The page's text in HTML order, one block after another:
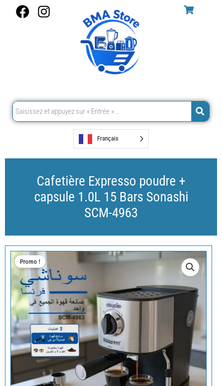
F
k
I
a
m
Français
Cafetière Expresso poudre +
capsule 1.0L 15 Bars Sonashi
SCM-4963
Promo !